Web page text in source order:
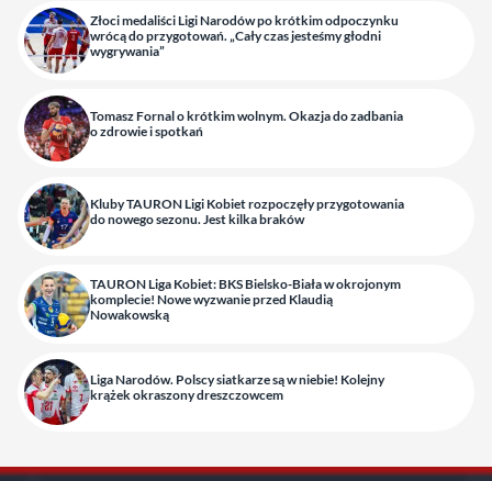
Złoci medaliści Ligi Narodów po krótkim odpoczynku
wrócą do przygotowań. „Cały czas jesteśmy głodni
wygrywania”
Tomasz Fornal o krótkim wolnym. Okazja do zadbania
o zdrowie i spotkań
Kluby TAURON Ligi Kobiet rozpoczęły przygotowania
do nowego sezonu. Jest kilka braków
TAURON Liga Kobiet: BKS Bielsko-Biała w okrojonym
komplecie! Nowe wyzwanie przed Klaudią
Nowakowską
Liga Narodów. Polscy siatkarze są w niebie! Kolejny
krążek okraszony dreszczowcem